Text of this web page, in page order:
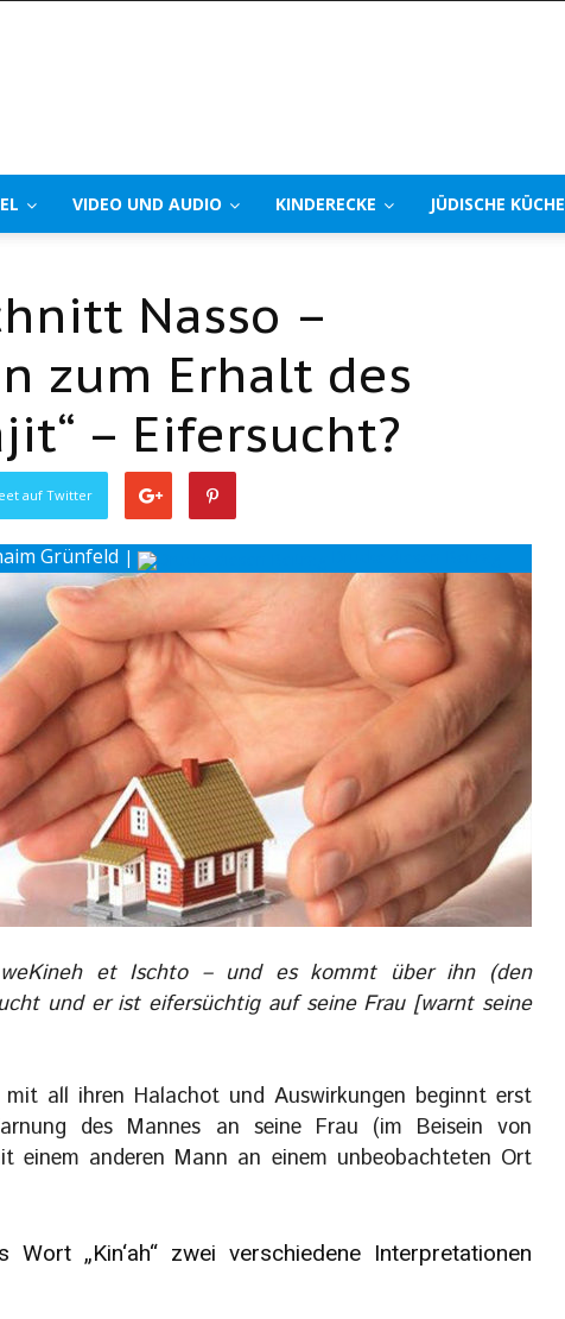
VIDEO UND AUDIO KINDERECKE JÜDISCHE KÜCHE
Nasso –
zum Erhalt des
– Eifersucht?
auf Twitter
Grünfeld |
weKineh et Ischto – und es kommt über ihn (den
und er ist eifersüchtig auf seine Frau [warnt seine
mit all ihren Halachot und Auswirkungen beginnt erst
des Mannes an seine Frau (im Beisein von
einem anderen Mann an einem unbeobachteten Ort
„Kin‘ah“ zwei verschiedene Interpretationen